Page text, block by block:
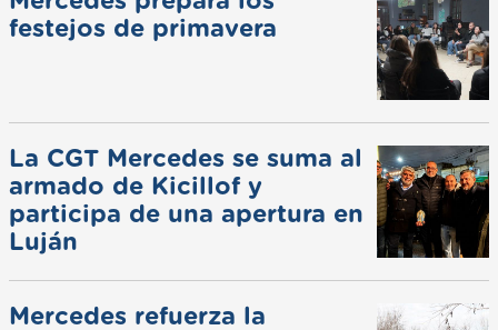
festejos de primavera
La CGT Mercedes se suma al
armado de Kicillof y
participa de una apertura en
Luján
Mercedes refuerza la